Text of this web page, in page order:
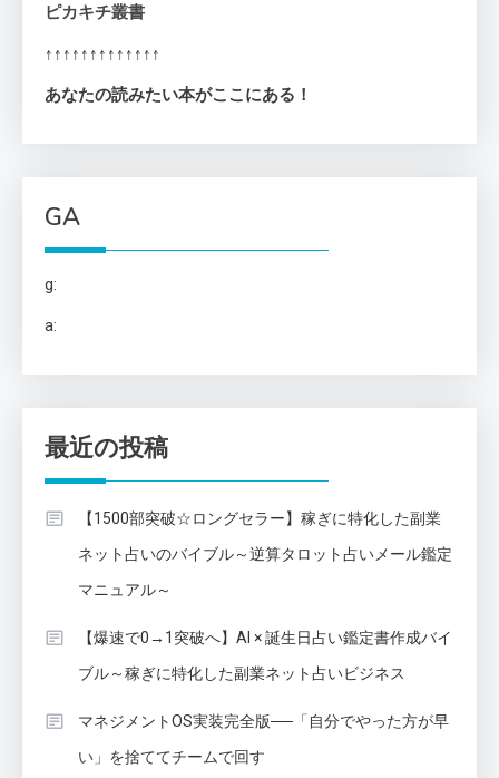
ピカキチ叢書
↑↑↑↑↑↑↑↑↑↑↑↑↑
あなたの読みたい本がここにある！
GA
g:
a:
最近の投稿
【1500部突破☆ロングセラー】稼ぎに特化した副業
ネット占いのバイブル～逆算タロット占いメール鑑定
マニュアル～
【爆速で0→1突破へ】AI × 誕生日占い鑑定書作成バイ
ブル～稼ぎに特化した副業ネット占いビジネス
マネジメントOS実装完全版──「自分でやった方が早
い」を捨ててチームで回す